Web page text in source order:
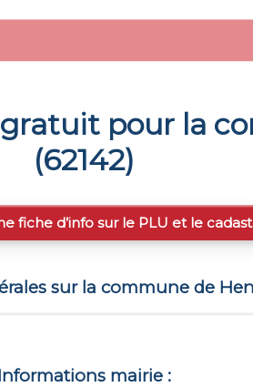
pour la
(62142)
fiche d’info sur le PLU et le
sur la commune de
mairie :